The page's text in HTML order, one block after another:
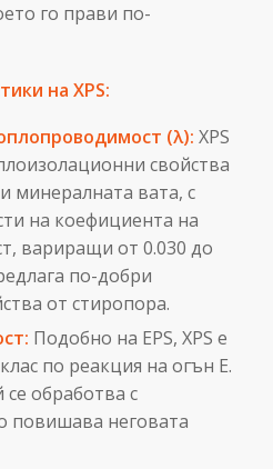
го прави по-
на XPS:
(λ): XPS
свойства
минералната вата, с
на коефициента на
вариращи от 0.030 до
по-добри
от стиропора.
Подобно на EPS, XPS е
по реакция на огън Е.
обработва с
повишава неговата